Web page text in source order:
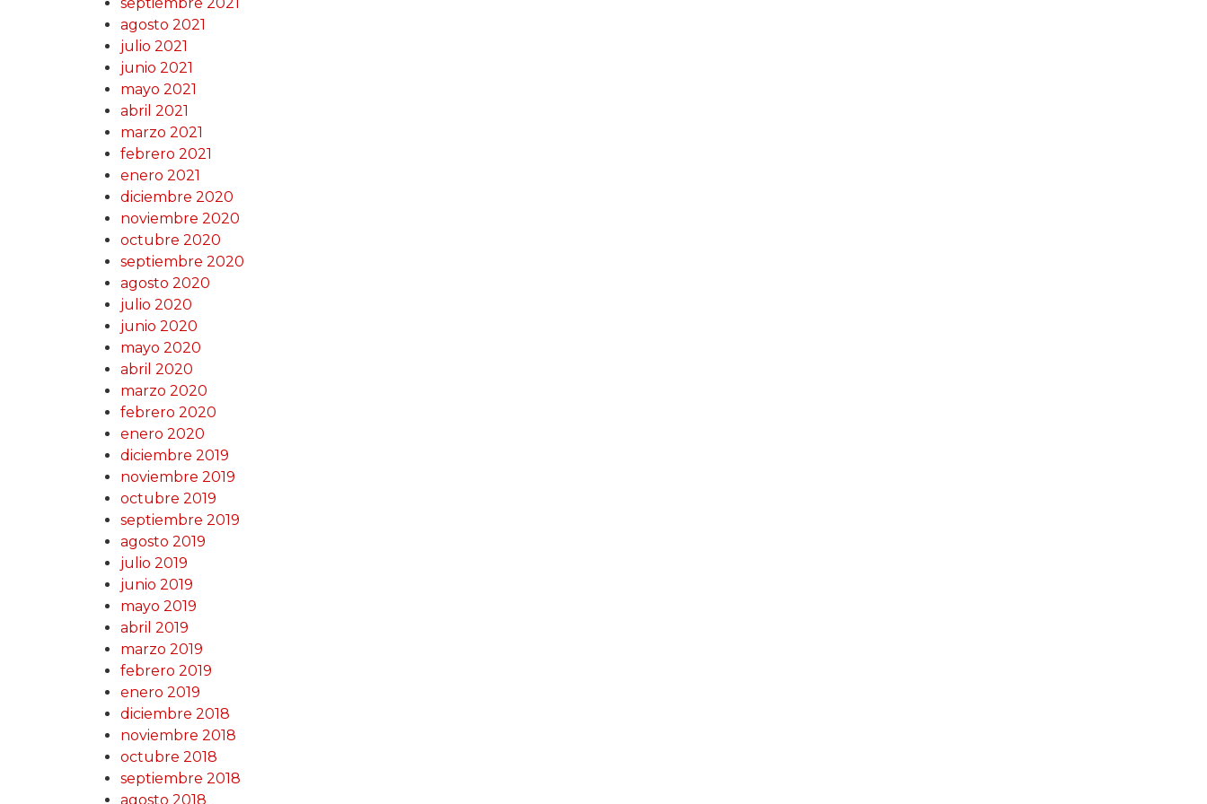
agosto 2021
julio 2021
junio 2021
mayo 2021
abril 2021
marzo 2021
febrero 2021
enero 2021
diciembre 2020
noviembre 2020
octubre 2020
septiembre 2020
agosto 2020
julio 2020
junio 2020
mayo 2020
abril 2020
marzo 2020
febrero 2020
enero 2020
diciembre 2019
noviembre 2019
octubre 2019
septiembre 2019
agosto 2019
julio 2019
junio 2019
mayo 2019
abril 2019
marzo 2019
febrero 2019
enero 2019
diciembre 2018
noviembre 2018
octubre 2018
septiembre 2018
agosto 2018